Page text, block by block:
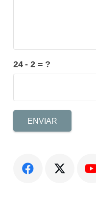
24 - 2 = ?
ENVIAR